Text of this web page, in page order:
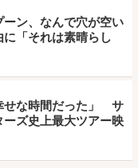
ーン、なんで穴が空い
「それは素晴らし
せな時間だった」 サ
ズ史上最大ツアー映